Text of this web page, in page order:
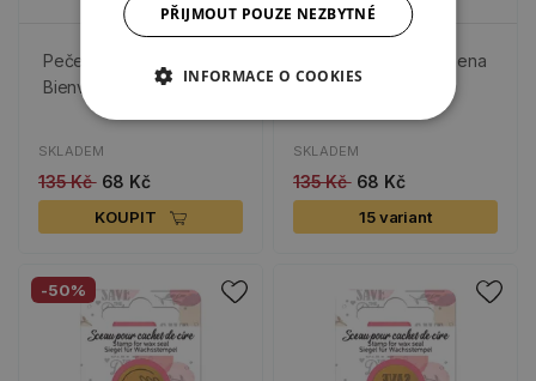
Pečeť Aladine -
Bienvenue (text FR)
SKLADEM
135 Kč 68 Kč
KOUPIT
Pečeť Aladine - Písmena
SKLADEM
135 Kč 68 Kč
15 variant
-50%
PŘIJMOUT POUZE NEZBYTNÉ
INFORMACE O COOKIES